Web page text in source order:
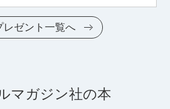
レゼント一覧へ
マガジン社の本